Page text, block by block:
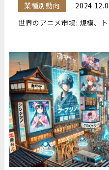
業種別動向
世界のアニメ市場: 規模、